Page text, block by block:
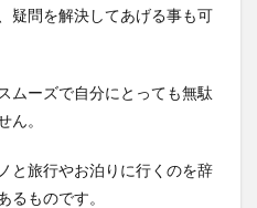
疑問を解決してあげる事も可
ムーズで自分にとっても無駄
ん。
と旅行やお泊りに行くのを辞
るものです。